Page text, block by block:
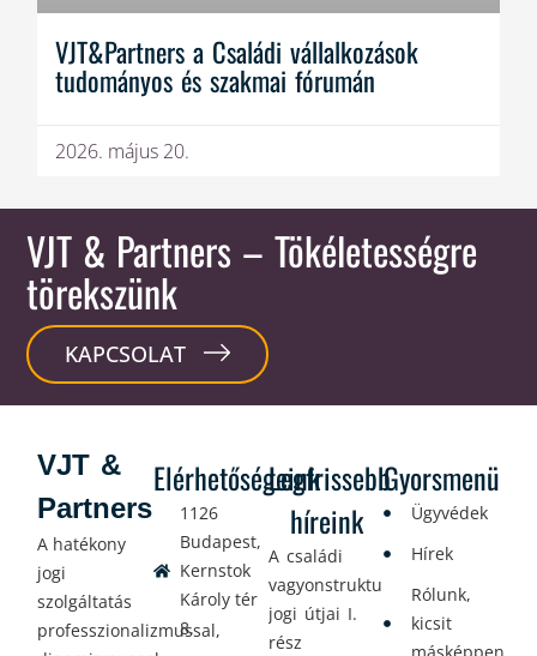
VJT&Partners a Családi vállalkozások
tudományos és szakmai fórumán
2026. május 20.
VJT & Partners – Tökéletességre
törekszünk
KAPCSOLAT
Elérhetőségeink
1126
Budapest,
Kernstok
Károly tér
8.
Legfrissebb
híreink
A családi
vagyonstrukturálás
jogi útjai I.
rész
Gyorsmenü
Ügyvédek
Hírek
Rólunk,
kicsit
másképpen
VJT &
Partners
A hatékony
jogi
szolgáltatás
professzionalizmussal,